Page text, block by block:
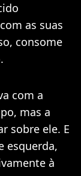
as suas
consome
com a
mas a
sobre ele. E
esquerda,
à